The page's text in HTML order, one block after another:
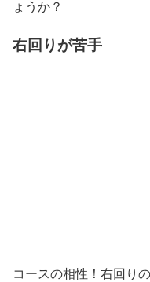
ょうか？
右回りが苦手
コースの相性！右回り